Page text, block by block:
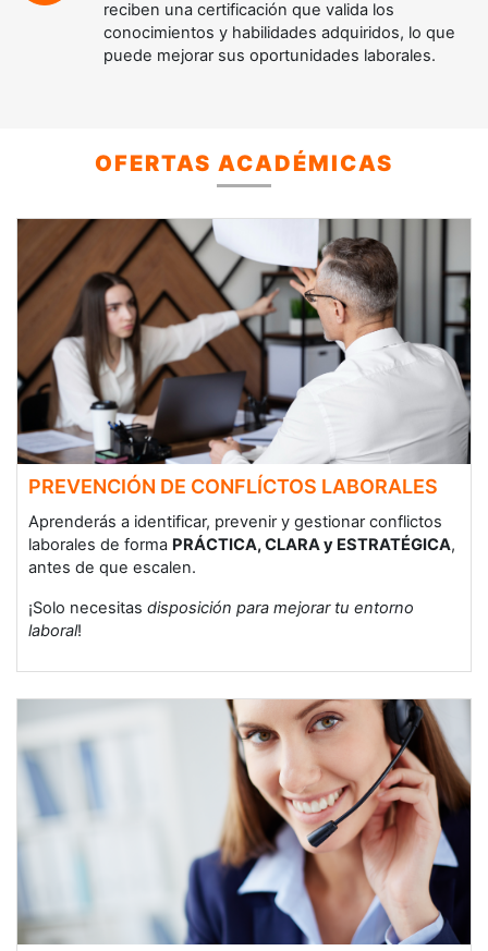
reciben una certificación que valida los
conocimientos y habilidades adquiridos, lo que
puede mejorar sus oportunidades laborales.
OFERTAS ACADÉMICAS
PREVENCIÓN DE CONFLÍCTOS LABORALES
Aprenderás a identificar, prevenir y gestionar conflictos
laborales de forma PRÁCTICA, CLARA y ESTRATÉGICA,
antes de que escalen.
¡Solo necesitas disposición para mejorar tu entorno
laboral!